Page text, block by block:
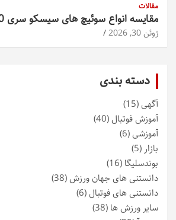
مقالات
مقایسه انواع سوئیچ های سیسکو سری 9300
ژوئن 30, 2026
دسته بندی
آگهی(15)
آموزش فوتبال(40)
آموزشی(6)
بازار (5)
بوندسلیگا (16)
دانستنی های جهان ورزش(38)
دانستنی های فوتبال(6)
سایر ورزش ها (38)